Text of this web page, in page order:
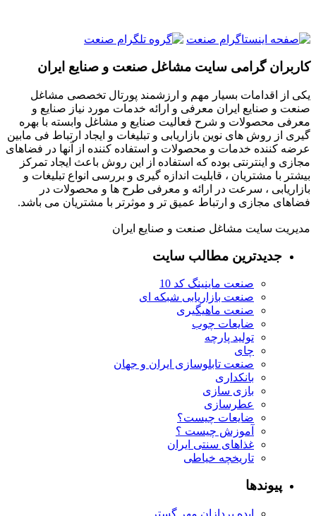
کاربران گرامی سایت مشاغل صنعت و صنایع ایران
یکی از اقدامات بسیار مهم و ارزشمند پورتال تخصصی مشاغل
صنعت و صنایع ایران معرفی و ارائه خدمات مورد نیاز صنایع و
معرفی محصولات و شرح فعالیت صنایع و مشاغل وابسته با بهره
گیری از روش های نوین بازاریابی و تبلیغات و ایجاد ارتباط فی مابین
عرضه کننده خدمات و محصولات و استفاده کننده از آنها در فضاهای
مجازی و اینترنتی بوده که استفاده از این روش باعث ایجاد تمرکز
بیشتر با مشتریان ، قابلیت اندازه گیری و بررسی انواع تبلیغات و
بازاریابی ، سرعت در ارائه و معرفی طرح ها و محصولات در
فضاهای مجازی و ارتباط عمیق تر و موثرتر با مشتریان می باشد.
مدیریت سایت مشاغل صنعت و صنایع ایران
جدیدترین مطالب سایت
صنعت ماینینگ کد 10
صنعت بازاریابی شبکه ای
صنعت ماهیگیری
ضایعات چوب
تولید پارچه
چای
صنعت تابلوسازی ایران و جهان
بانکداری
بازی سازی
عطرسازی
ضایعات چیست؟
آموزش چیست ؟
غذاهای سنتی ایران
تاریخچه خیاطی
پیوندها
ایده پردازان مهر گستر